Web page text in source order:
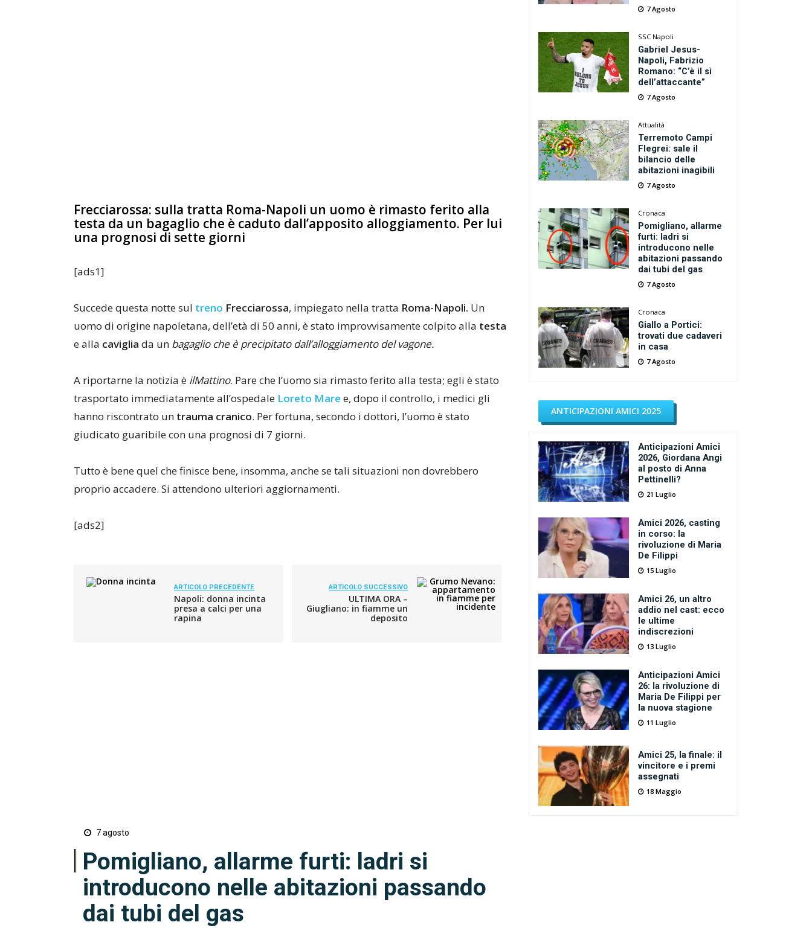
Frecciarossa: sulla tratta Roma-Napoli un uomo è rimasto ferito alla
testa da un bagaglio che è caduto dall’apposito alloggiamento. Per lui
una prognosi di sette giorni
[ads1]
Succede questa notte sul treno Frecciarossa, impiegato nella tratta Roma-Napoli. Un
uomo di origine napoletana, dell’età di 50 anni, è stato improvvisamente colpito alla testa
e alla caviglia da un bagaglio che è precipitato dall’alloggiamento del vagone.
A riportarne la notizia è ilMattino. Pare che l’uomo sia rimasto ferito alla testa; egli è stato
trasportato immediatamente all’ospedale Loreto Mare e, dopo il controllo, i medici gli
hanno riscontrato un trauma cranico. Per fortuna, secondo i dottori, l’uomo è stato
giudicato guaribile con una prognosi di 7 giorni.
Tutto è bene quel che finisce bene, insomma, anche se tali situazioni non dovrebbero
proprio accadere. Si attendono ulteriori aggiornamenti.
[ads2]
ARTICOLO PRECEDENTE
Napoli: donna incinta
presa a calci per una
rapina
ARTICOLO SUCCESSIVO
ULTIMA ORA –
Giugliano: in fiamme un
deposito
7 agosto
Pomigliano, allarme furti: ladri si
introducono nelle abitazioni passando
dai tubi del gas
7 Agosto
SSC Napoli
Gabriel Jesus-
Napoli, Fabrizio
Romano: “C’è il sì
dell’attaccante”
7 Agosto
Attualità
Terremoto Campi
Flegrei: sale il
bilancio delle
abitazioni inagibili
7 Agosto
Cronaca
Pomigliano, allarme
furti: ladri si
introducono nelle
abitazioni passando
dai tubi del gas
7 Agosto
Cronaca
Giallo a Portici:
trovati due cadaveri
in casa
7 Agosto
ANTICIPAZIONI AMICI 2025
Anticipazioni Amici
2026, Giordana Angi
al posto di Anna
Pettinelli?
21 Luglio
Amici 2026, casting
in corso: la
rivoluzione di Maria
De Filippi
15 Luglio
Amici 26, un altro
addio nel cast: ecco
le ultime
indiscrezioni
13 Luglio
Anticipazioni Amici
26: la rivoluzione di
Maria De Filippi per
la nuova stagione
11 Luglio
Amici 25, la finale: il
vincitore e i premi
assegnati
18 Maggio